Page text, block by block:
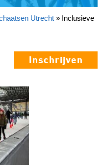
Utrecht» Inclusieve
Inschrijven